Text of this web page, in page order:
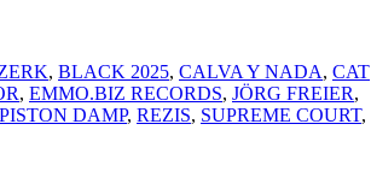
, BLACK 2025, CALVA Y NADA, CAT
, EMMO.BIZ RECORDS, JÖRG FREIER,
PISTON DAMP, REZIS, SUPREME COURT,